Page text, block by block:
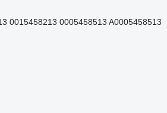
0015458213 0005458513 A0005458513